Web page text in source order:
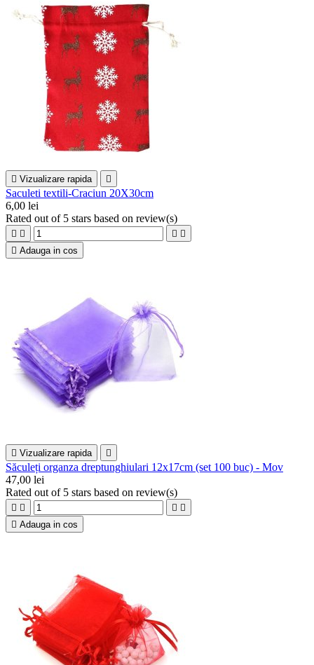
 Vizualizare rapida 
Saculeti textili-Craciun 20X30cm
6,00 lei
Rated out of 5 stars based on review(s)
   
 Adauga in cos
 Vizualizare rapida 
Săculeți organza dreptunghiulari 12x17cm (set 100 buc) - Mov
47,00 lei
Rated out of 5 stars based on review(s)
   
 Adauga in cos